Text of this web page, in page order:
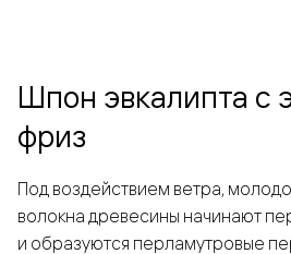
Шпон эвкалипта с
фриз
Под воздействием ветра,
волокна древесины начинают
и образуются перламутровые